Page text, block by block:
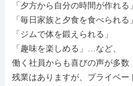
「夕方から自分の時間が作れる」
「毎日家族と夕食を食べられる」
「ジムで体を鍛えられる」
「趣味を楽しめる」…など、
働く社員からも喜びの声が多数
残業はありますが、プライベー